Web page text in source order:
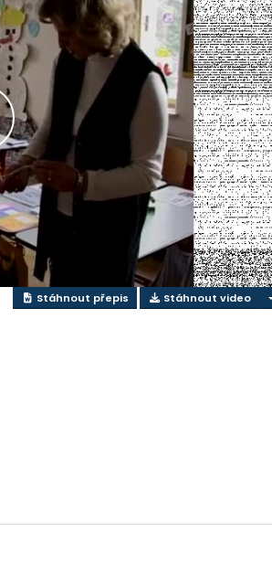
Stáhnout přepis Stáhnout video